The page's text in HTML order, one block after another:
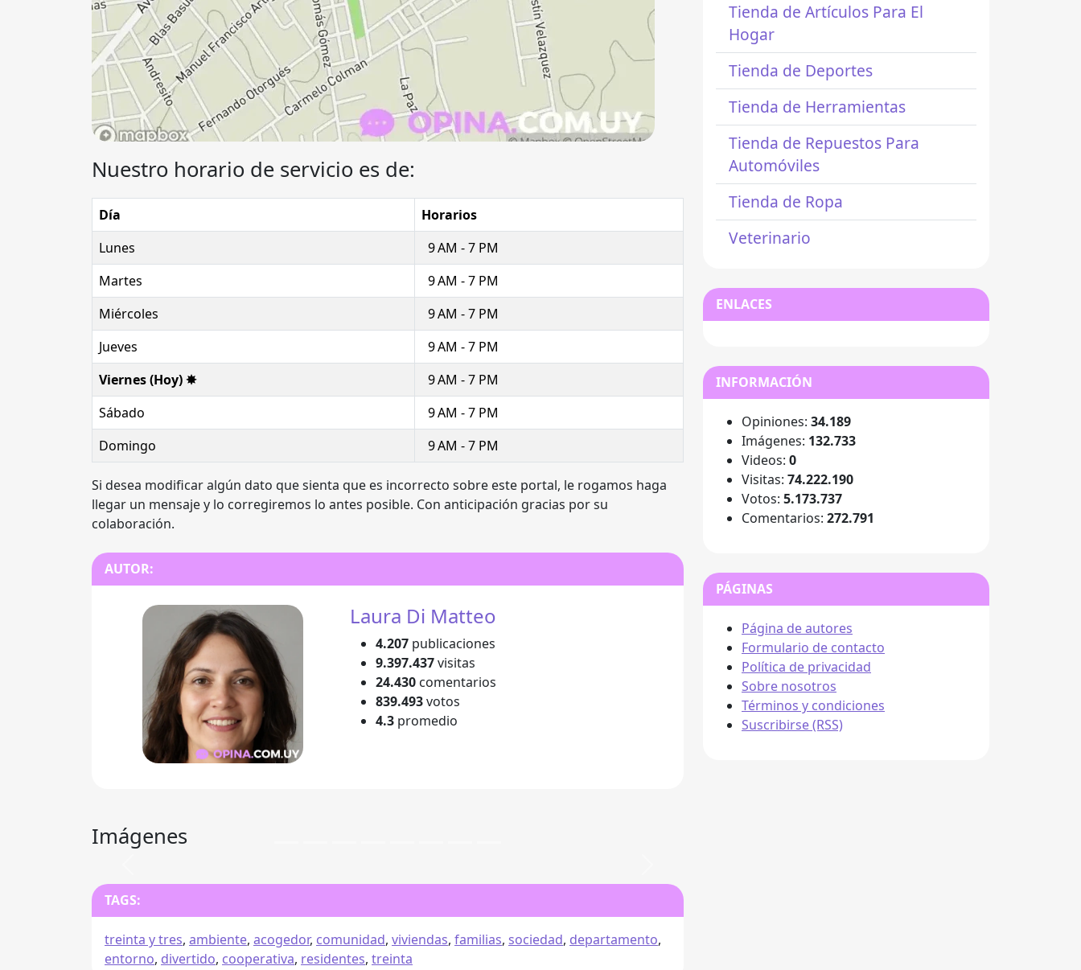
Nuestro horario de servicio es de:
Día
Horarios
Lunes
9 AM - 7 PM
Martes
9 AM - 7 PM
Miércoles
9 AM - 7 PM
Jueves
9 AM - 7 PM
Viernes (Hoy) ✸
9 AM - 7 PM
Sábado
9 AM - 7 PM
Domingo
9 AM - 7 PM
Si desea modificar algún dato que sienta que es incorrecto sobre este portal, le rogamos haga
llegar un mensaje y lo corregiremos lo antes posible. Con anticipación gracias por su
colaboración.
AUTOR:
Laura Di Matteo
4.207 publicaciones
9.397.437visitas
24.430 comentarios
839.493votos
4.3 promedio
Imágenes
TAGS:
treinta y tres, ambiente, acogedor, comunidad, viviendas, familias, sociedad, departamento,
entorno, divertido, cooperativa, residentes, treinta
Tienda de Artículos Para El
Hogar
Tienda de Deportes
Tienda de Herramientas
Tienda de Repuestos Para
Automóviles
Tienda de Ropa
Veterinario
ENLACES
INFORMACIÓN
Opiniones: 34.189
Imágenes: 132.733
Videos: 0
Visitas: 74.222.190
Votos: 5.173.737
Comentarios: 272.791
PÁGINAS
Página de autores
Formulario de contacto
Política de privacidad
Sobre nosotros
Términos y condiciones
Suscribirse (RSS)